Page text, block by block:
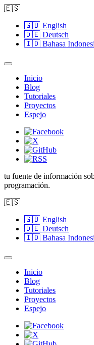
🇪🇸
🇬🇧 English
🇩🇪 Deutsch
🇮🇩 Bahasa
Inicio
Blog
Tutoriales
Proyectos
Espejo
tu fuente de información
programación.
🇪🇸
🇬🇧 English
🇩🇪 Deutsch
🇮🇩 Bahasa
Inicio
Blog
Tutoriales
Proyectos
Espejo